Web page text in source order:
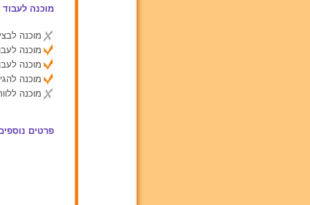
מוכנה
מוכנה
מוכנה
מוכנה
מוכנה
מוכנה
פרטים